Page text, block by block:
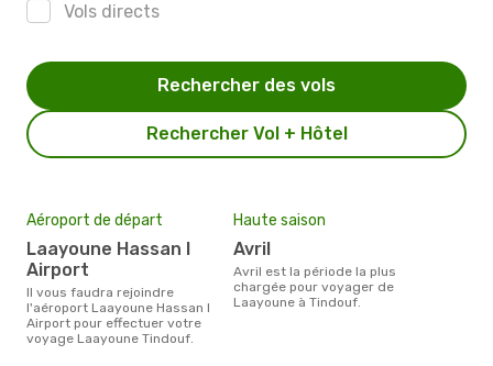
Vols directs
Rechercher Vol + Hôtel
Rechercher des vols
Aéroport de départ
Laayoune Hassan I
Airport
Il vous faudra rejoindre
l'aéroport Laayoune Hassan I
Airport pour effectuer votre
voyage Laayoune Tindouf.
Haute saison
avril
avril est la période la plus
chargée pour voyager de
Laayoune à Tindouf.